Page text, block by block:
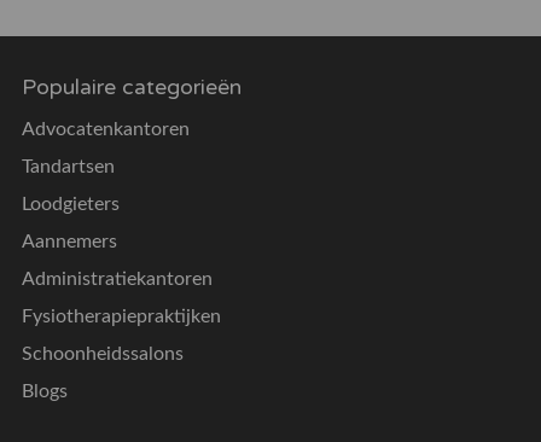
Populaire categorieën
Advocatenkantoren
Tandartsen
Loodgieters
Aannemers
Administratiekantoren
Fysiotherapiepraktijken
Schoonheidssalons
Blogs